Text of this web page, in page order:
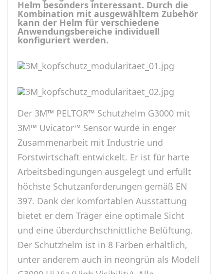
Helm besonders interessant. Durch die
Kombination mit ausgewähltem Zubehör
kann der Helm für verschiedene
Anwendungsbereiche individuell
konfiguriert werden.
Der 3M™ PELTOR™ Schutzhelm G3000 mit
3M™ Uvicator™ Sensor wurde in enger
Zusammenarbeit mit Industrie und
Forstwirtschaft entwickelt. Er ist für harte
Arbeitsbedingungen ausgelegt und erfüllt
höchste Schutzanforderungen gemäß EN
397. Dank der komfortablen Ausstattung
bietet er dem Träger eine optimale Sicht
und eine überdurchschnittliche Belüftung.
Der Schutzhelm ist in 8 Farben erhältlich,
unter anderem auch in neongrün als Modell